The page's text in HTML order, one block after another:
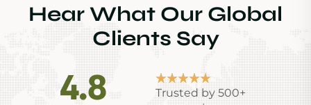
Hear What Our Global
Clients Say
4.8
Trusted by 500+